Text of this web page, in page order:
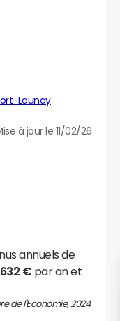
Launay
à jour le 11/02/26
annuels de
€ par an et
de l'Economie, 2024